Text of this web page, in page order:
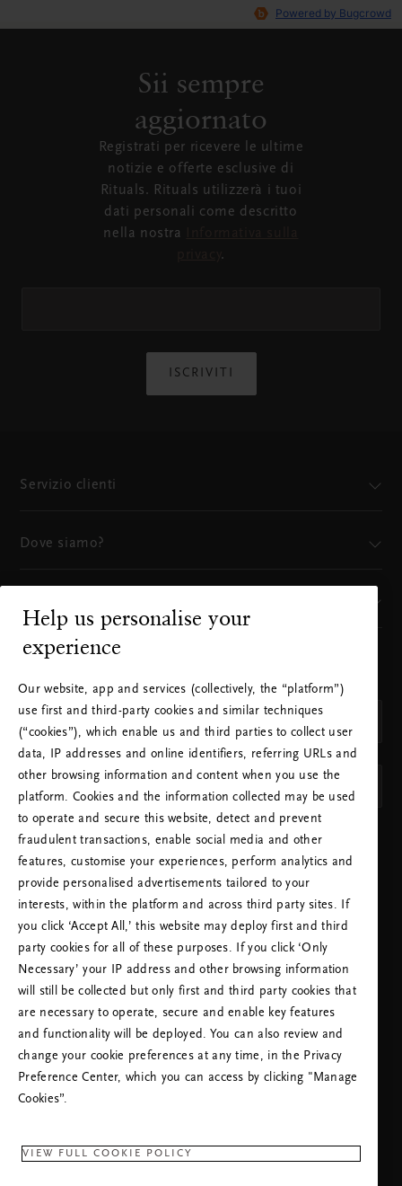
Sii sempre
aggiornato
Registrati per ricevere le ultime
notizie e offerte esclusive di
Rituals. Rituals utilizzerà i tuoi
dati personali come descritto
nella nostra
.
ISCRIVITI
Servizio clienti
Dove siamo?
*Nota sul
Corp™*
HAI BISOGNO DI AIUTO? CHIAMACI. SI PREGA
DI NOTARE CHE L'ASSISTENZA SU QUESTA
LINEA TELEFONICA POTREBBE ESSERE IN
LINGUA INGLESE.
(+39) 800 596318
RITUALS APP
PAESE
Italia (Italy)
LINGUA
SALVA LE IMPOSTAZIONI
Help us personalise your
experience
Our website, app and services (collectively, the “platform”)
use first and third-party cookies and similar techniques
(“cookies”), which enable us and third parties to collect user
data, IP addresses and online identifiers, referring URLs and
other browsing information and content when you use the
platform. Cookies and the information collected may be used
to operate and secure this website, detect and prevent
fraudulent transactions, enable social media and other
features, customise your experiences, perform analytics and
provide personalised advertisements tailored to your
interests, within the platform and across third party sites. If
you click ‘Accept All,’ this website may deploy first and third
party cookies for all of these purposes. If you click ‘Only
Necessary’ your IP address and other browsing information
will still be collected but only first and third party cookies that
are necessary to operate, secure and enable key features
and functionality will be deployed. You can also review and
change your cookie preferences at any time, in the Privacy
Preference Center, which you can access by clicking "Manage
Cookies”.
VIEW FULL COOKIE POLICY